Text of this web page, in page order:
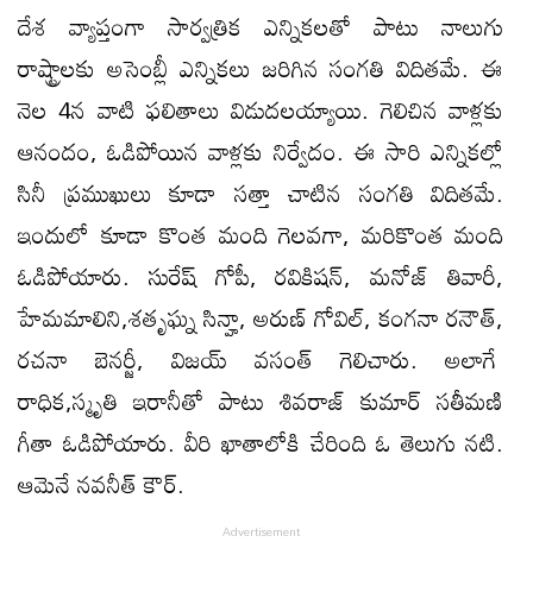
దేశ వ్యాప్తంగా సార్వత్రిక ఎన్నికలతో పాటు నాలుగు
రాష్ట్రాలకు అసెంబ్లీ ఎన్నికలు జరిగిన సంగతి విదితమే. ఈ
నెల 4న వాటి ఫలితాలు విడుదలయ్యాయి. గెలిచిన వాళ్లకు
ఆనందం, ఓడిపోయిన వాళ్లకు నిర్వేదం. ఈ సారి ఎన్నికల్లో
సినీ ప్రముఖులు కూడా సత్తా చాటిన సంగతి విదితమే.
ఇందులో కూడా కొంత మంది గెలవగా, మరికొంత మంది
ఓడిపోయారు. సురేష్ గోపీ, రవికిషన్, మనోజ్ తివారీ,
హేమమాలిని,శతృఘ్న సిన్హా, అరుణ్ గోవిల్, కంగనా రనౌత్,
రచనా బెనర్జీ, విజయ్ వసంత్ గెలిచారు. అలాగే
రాధిక,స్మృతి ఇరానీతో పాటు శివరాజ్ కుమార్ సతీమణి
గీతా ఓడిపోయారు. వీరి ఖాతాలోకి చేరింది ఓ తెలుగు నటి.
ఆమెనే నవనీత్ కౌర్.